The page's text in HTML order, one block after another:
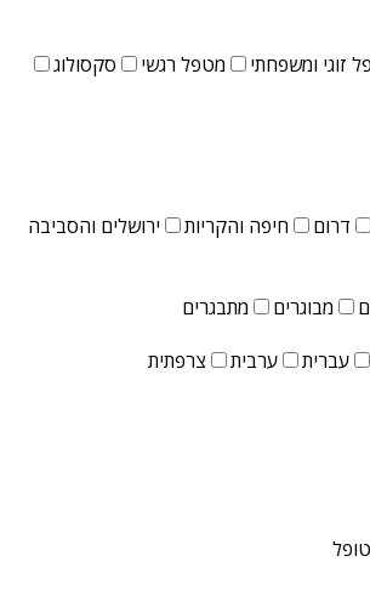
זוגי ומשפחתי מטפל רגשי
סקסולוג
דרום חיפה והקריות ירושלים והסביבה
מבוגרים
מתבגרים
עברית ערבית צרפתית